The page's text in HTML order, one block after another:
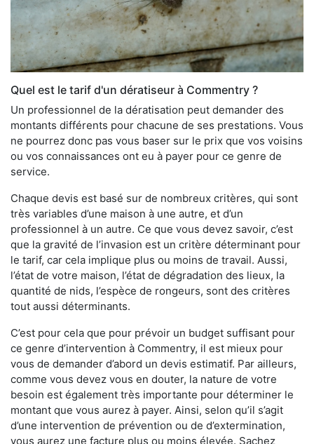
Quel est le tarif d'un dératiseur à Commentry ?
Un professionnel de la dératisation peut demander des
montants différents pour chacune de ses prestations. Vous
ne pourrez donc pas vous baser sur le prix que vos voisins
ou vos connaissances ont eu à payer pour ce genre de
service.
Chaque devis est basé sur de nombreux critères, qui sont
très variables d’une maison à une autre, et d’un
professionnel à un autre. Ce que vous devez savoir, c’est
que la gravité de l’invasion est un critère déterminant pour
le tarif, car cela implique plus ou moins de travail. Aussi,
l’état de votre maison, l’état de dégradation des lieux, la
quantité de nids, l’espèce de rongeurs, sont des critères
tout aussi déterminants.
C’est pour cela que pour prévoir un budget suffisant pour
ce genre d’intervention à Commentry, il est mieux pour
vous de demander d’abord un devis estimatif. Par ailleurs,
comme vous devez vous en douter, la nature de votre
besoin est également très importante pour déterminer le
montant que vous aurez à payer. Ainsi, selon qu’il s’agit
d’une intervention de prévention ou de d’extermination,
vous aurez une facture plus ou moins élevée. Sachez